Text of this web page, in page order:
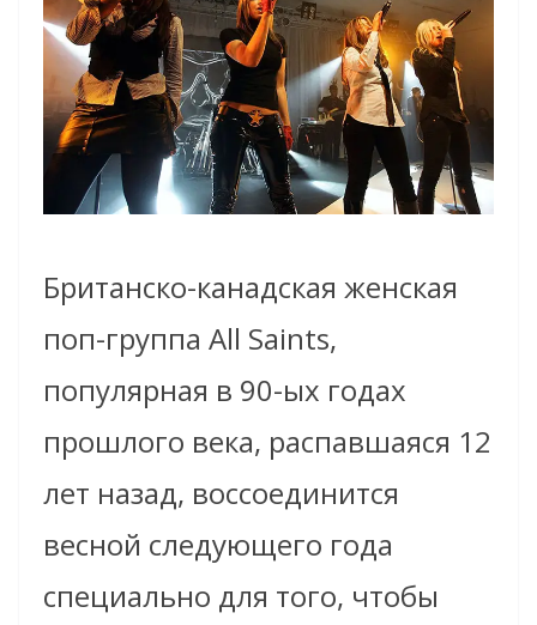
Британско-канадская женская
поп-группа All Saints,
популярная в 90-ых годах
прошлого века, распавшаяся 12
лет назад, воссоединится
весной следующего года
специально для того, чтобы